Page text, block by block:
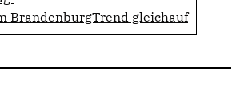
BrandenburgTrend gleichauf